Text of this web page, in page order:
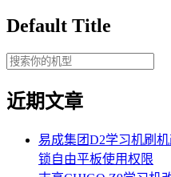
Default Title
近期文章
易成集团D2学习机刷
锁自由平板使用权限